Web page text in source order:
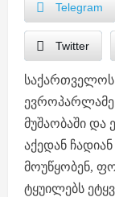
Telegram
Twitter
საქართველოს
მუშაობაში და
აქედან
მოუწყობენ,
ტყუილებს